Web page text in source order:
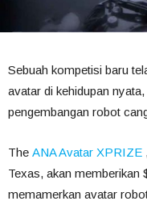
Sebuah kompetisi baru
avatar di kehidupan
pengembangan robot
The ANA Avatar XPRIZE
Texas, akan memberikan
memamerkan avatar